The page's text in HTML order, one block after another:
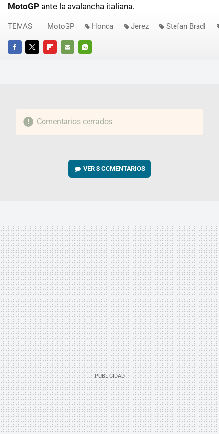
MotoGP ante la avalancha italiana.
FACEBOOKTWITTERFLIPBOARD
E-
WHATSAPP
TEMAS MotoGP Honda Jerez Stefan Bradl
Comentarios cerrados
VER3 COMENTARIOS